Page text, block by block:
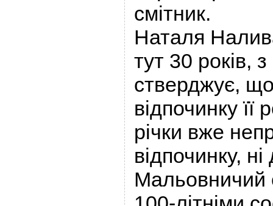
смітник.
Наталя
тут 30 років, з
стверджує,
відпочинку її
річки вже
відпочинку,
Мальовничий